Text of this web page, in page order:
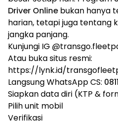
Driver Online bukan hanya
harian, tetapi juga tentang
jangka panjang.
Kunjungi IG
Atau buka situs resmi:
https://lynk.id/
Langsung WhatsApp CS:
Siapkan data diri (KTP &
Pilih unit mobil
Verifikasi